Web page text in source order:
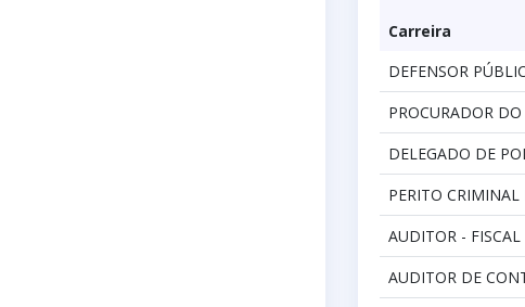
Carreira
DEFENSOR
PROCURADOR
DELEGADO DE
PERITO
AUDITOR -
AUDITOR DE